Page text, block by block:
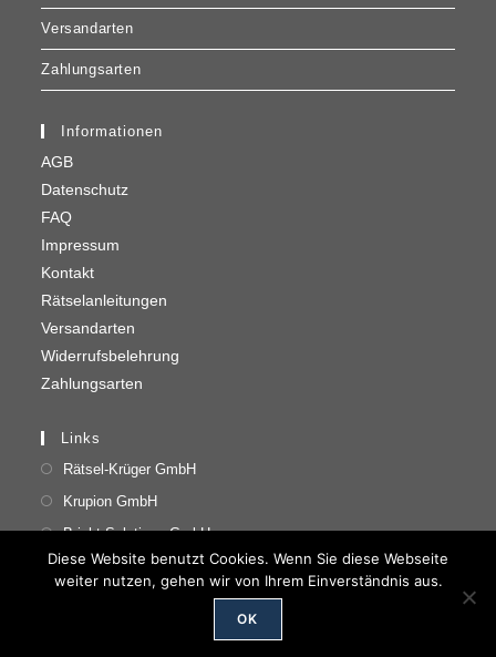
Versandarten
Zahlungsarten
Informationen
AGB
Datenschutz
FAQ
Impressum
Kontakt
Rätselanleitungen
Versandarten
Widerrufsbelehrung
Zahlungsarten
Links
Rätsel-Krüger GmbH
Krupion GmbH
Bright Solutions GmbH
Copyright 2026 - Krupion GmbH
Diese Website benutzt Cookies. Wenn Sie diese Webseite
weiter nutzen, gehen wir von Ihrem Einverständnis aus.
OK